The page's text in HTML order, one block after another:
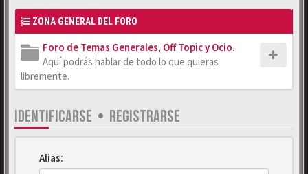
ZONA GENERAL DEL FORO
Foro de Temas Generales, Off Topic y Ocio.
Aquí podrás hablar de todo lo que quieras
libremente.
IDENTIFICARSE • REGISTRARSE
Alias: